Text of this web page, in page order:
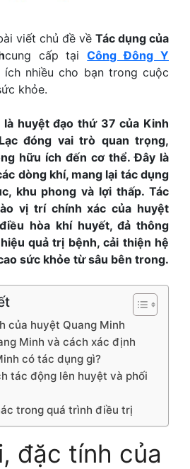
viết chủ đề về Tác dụng của
cung cấp tạiCông Đông Y
nhiều cho bạn trong cuộc
khỏe.
là huyệt đạo thứ 37 của Kinh
đóng vai trò quan trọng,
hữu ích đến cơ thể. Đây là
dòng khí, mang lại tác dụng
khu phong và lợi thấp. Tác
vị trí chính xác của huyệt
hòa khí huyết, đả thông
quả trị bệnh, cải thiện hệ
sức khỏe từ sâu bên trong.
của huyệt Quang Minh
Minh và cách xác định
có tác dụng gì?
tác động lên huyệt và phối
trong quá trình điều trị
đặc tính của